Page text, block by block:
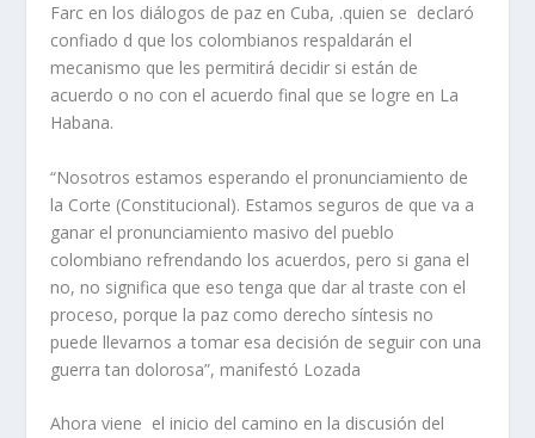
Farc en los diálogos de paz en Cuba, .quien se declaró
confiado d que los colombianos respaldarán el
mecanismo que les permitirá decidir si están de
acuerdo o no con el acuerdo final que se logre en La
Habana.
“Nosotros estamos esperando el pronunciamiento de
la Corte (Constitucional). Estamos seguros de que va a
ganar el pronunciamiento masivo del pueblo
colombiano refrendando los acuerdos, pero si gana el
no, no significa que eso tenga que dar al traste con el
proceso, porque la paz como derecho síntesis no
puede llevarnos a tomar esa decisión de seguir con una
guerra tan dolorosa”, manifestó Lozada
Ahora viene el inicio del camino en la discusión del